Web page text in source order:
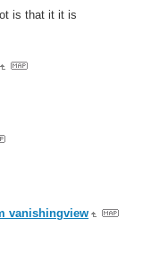
is that it it is
vanishingview